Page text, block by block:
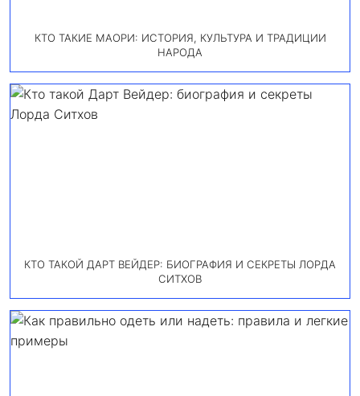
КТО ТАКИЕ МАОРИ: ИСТОРИЯ, КУЛЬТУРА И ТРАДИЦИИ
НАРОДА
КТО ТАКОЙ ДАРТ ВЕЙДЕР: БИОГРАФИЯ И СЕКРЕТЫ ЛОРДА
СИТХОВ